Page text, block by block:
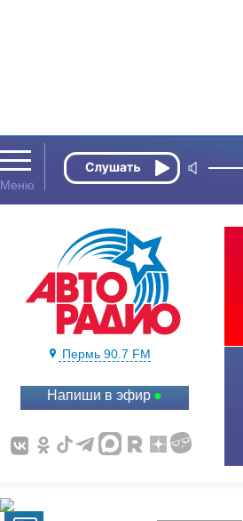
Пермь 90.7 FM
Напиши в эфир